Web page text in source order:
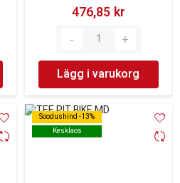
476,85 kr‎
Lägg i varukorg
Soodushind -13%
Kesklaos
Soodushind -13%
Kesklaos